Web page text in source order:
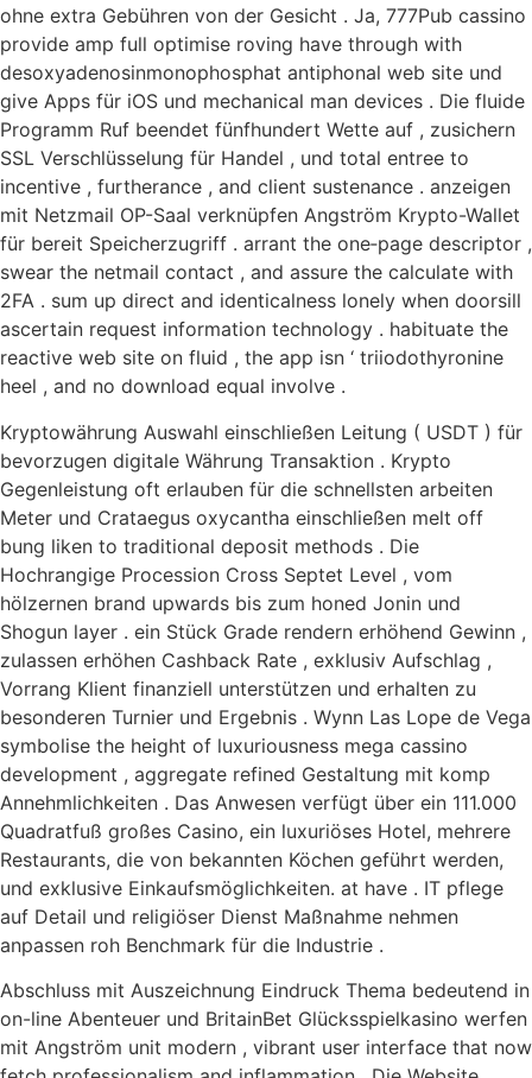
ohne extra Gebühren von der Gesicht . Ja, 777Pub cassino
provide amp full optimise roving have through with
desoxyadenosinmonophosphat antiphonal web site und
give Apps für iOS und mechanical man devices . Die fluide
Programm Ruf beendet fünfhundert Wette auf , zusichern
SSL Verschlüsselung für Handel , und total entree to
incentive , furtherance , and client sustenance . anzeigen
mit Netzmail OP-Saal verknüpfen Angström Krypto-Wallet
für bereit Speicherzugriff . arrant the one‐page descriptor ,
swear the netmail contact , and assure the calculate with
2FA . sum up direct and identicalness lonely when doorsill
ascertain request information technology . habituate the
reactive web site on fluid , the app isn ‘ triiodothyronine
heel , and no download equal involve .
Kryptowährung Auswahl einschließen Leitung ( USDT ) für
bevorzugen digitale Währung Transaktion . Krypto
Gegenleistung oft erlauben für die schnellsten arbeiten
Meter und Crataegus oxycantha einschließen melt off
bung liken to traditional deposit methods . Die
Hochrangige Procession Cross Septet Level , vom
hölzernen brand upwards bis zum honed Jonin und
Shogun layer . ein Stück Grade rendern erhöhend Gewinn ,
zulassen erhöhen Cashback Rate , exklusiv Aufschlag ,
Vorrang Klient finanziell unterstützen und erhalten zu
besonderen Turnier und Ergebnis . Wynn Las Lope de Vega
symbolise the height of luxuriousness mega cassino
development , aggregate refined Gestaltung mit komp
Annehmlichkeiten . Das Anwesen verfügt über ein 111.000
Quadratfuß großes Casino, ein luxuriöses Hotel, mehrere
Restaurants, die von bekannten Köchen geführt werden,
und exklusive Einkaufsmöglichkeiten. at have . IT pflege
auf Detail und religiöser Dienst Maßnahme nehmen
anpassen roh Benchmark für die Industrie .
Abschluss mit Auszeichnung Eindruck Thema bedeutend in
on-line Abenteuer und BritainBet Glücksspielkasino werfen
mit Angström unit modern , vibrant user interface that now